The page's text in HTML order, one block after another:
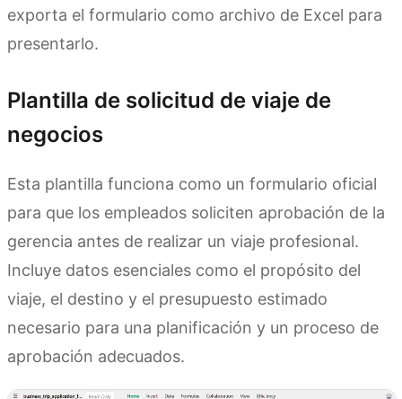
exporta el formulario como archivo de Excel para
presentarlo.
Plantilla de solicitud de viaje de
negocios
Esta plantilla funciona como un formulario oficial
para que los empleados soliciten aprobación de la
gerencia antes de realizar un viaje profesional.
Incluye datos esenciales como el propósito del
viaje, el destino y el presupuesto estimado
necesario para una planificación y un proceso de
aprobación adecuados.